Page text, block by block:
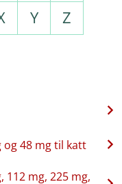
Y Z
og 48 mg til katt
112 mg, 225 mg,